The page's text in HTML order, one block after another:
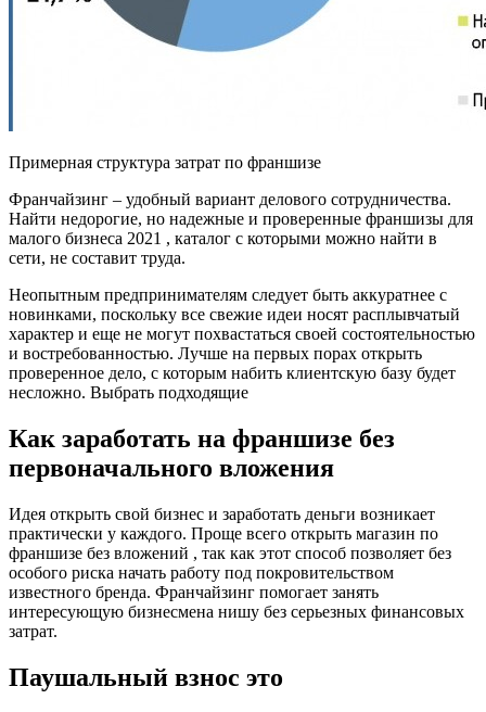
Примерная структура затрат по франшизе
Франчайзинг – удобный вариант делового сотрудничества.
Найти недорогие, но надежные и проверенные франшизы для
малого бизнеса 2021 , каталог с которыми можно найти в
сети, не составит труда.
Неопытным предпринимателям следует быть аккуратнее с
новинками, поскольку все свежие идеи носят расплывчатый
характер и еще не могут похвастаться своей состоятельностью
и востребованностью. Лучше на первых порах открыть
проверенное дело, с которым набить клиентскую базу будет
несложно. Выбрать подходящие
Как заработать на франшизе без
первоначального вложения
Идея открыть свой бизнес и заработать деньги возникает
практически у каждого. Проще всего открыть магазин по
франшизе без вложений , так как этот способ позволяет без
особого риска начать работу под покровительством
известного бренда. Франчайзинг помогает занять
интересующую бизнесмена нишу без серьезных финансовых
затрат.
Паушальный взнос это